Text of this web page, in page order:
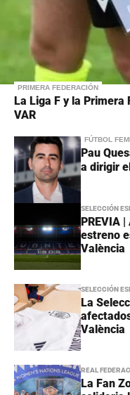
PRIMERA FEDERACIÓN
La Liga F y la
VAR
FÚTBOL
Pau
a dirigir
SELECCIÓN
PREVIA
estreno
València
SELECCIÓN
La
València
REAL
La Fan